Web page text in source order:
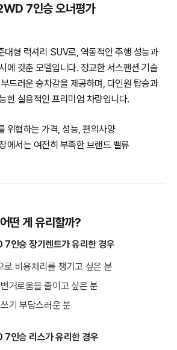
7인승 오너평가
대형 럭셔리 SUV로, 역동적인 주행 성능과
에 갖춘 모델입니다. 정교한 서스펜션 기술
드러운 승차감을 제공하며, 다인원 탑승과
한 실용적인 프리미엄 차량입니다.
위협하는 가격, 성능, 편의사양
에서는 여전히 부족한 브랜드 밸류
떤 게 유리할까?
인승 장기렌트가 유리한 경우
로 비용처리를 챙기고 싶은 분
거로움을 줄이고 싶은 분
기 부담스러운 분
인승 리스가 유리한 경우